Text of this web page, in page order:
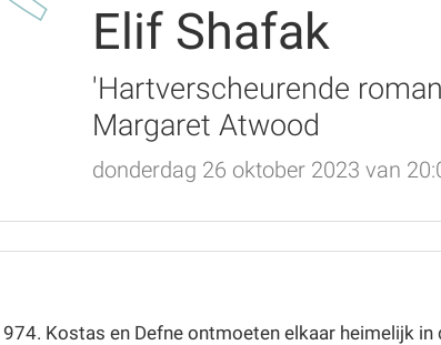
Elif Shafak
'Hartverscheurende
Margaret Atwood
donderdag 26 oktober 2023 van
Kostas en Defne ontmoeten elkaar heimelijk